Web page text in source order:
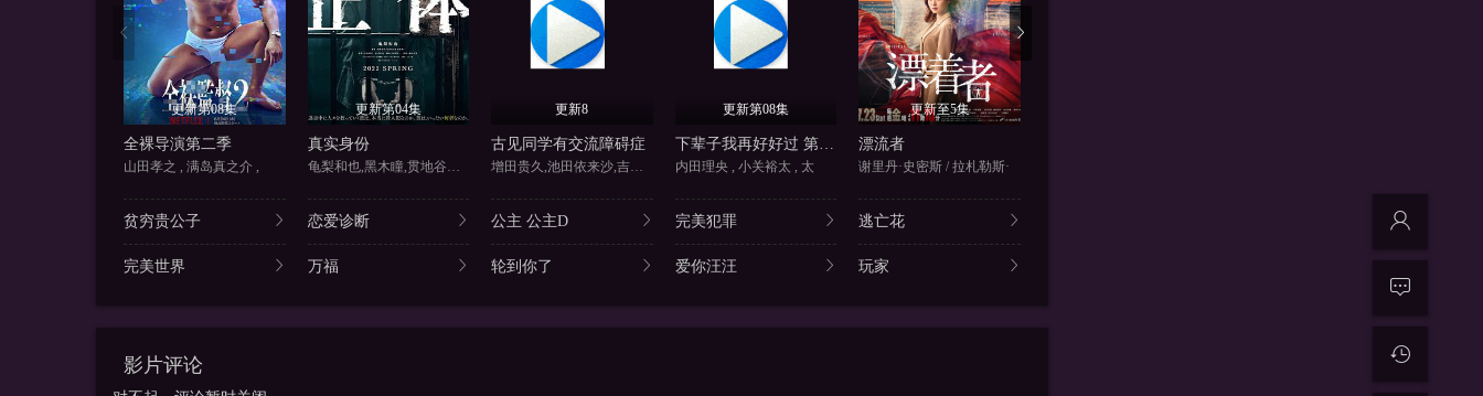
更新第08集
全裸导演第二季
山田孝之 , 满岛真之介 ,
更新第04集
真实身份
龟梨和也,黑木瞳,贯地谷栞,市
更新8
古见同学有交流障碍症
增田贵久,池田依来沙,吉川爱,
更新第08集
下辈子我再好好过 第二季
内田理央 , 小关裕太 , 太
更新至5集
漂流者
谢里丹·史密斯 / 拉札勒斯·
贫穷贵公子 恋爱诊断 公主 公主D 完美犯罪 逃亡花
完美世界 万福 轮到你了 爱你汪汪 玩家
影片评论